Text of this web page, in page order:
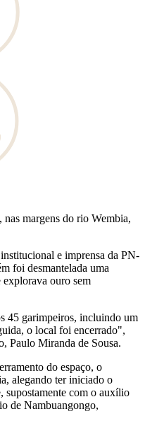
nas margens do rio Wembia,
e imprensa da PN-
foi desmantelada uma
explorava ouro sem
45 garimpeiros, incluindo um
o local foi encerrado",
Paulo Miranda de Sousa.
do espaço, o
alegando ter iniciado o
supostamente com o auxílio
de Nambuangongo,